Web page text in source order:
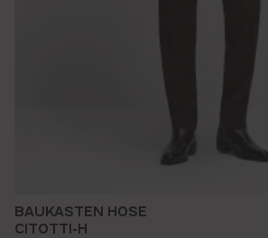
BAUKASTEN HOSE
CITOTTI-H